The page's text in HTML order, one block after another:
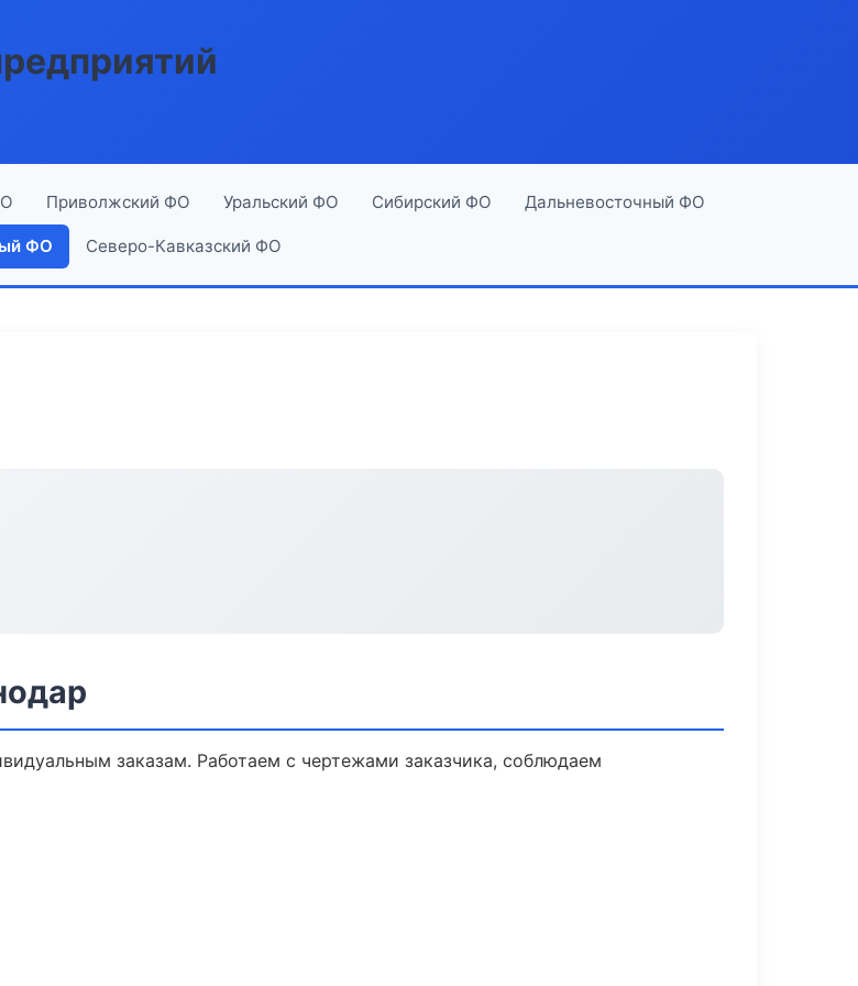
Приволжский ФО Уральский ФО Сибирский ФО Дальневосточный ФО
ФО Северо-Кавказский ФО
заказам. Работаем с чертежами заказчика, соблюдаем